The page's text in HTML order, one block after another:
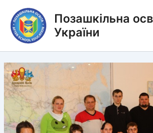
вмісту
Позашкільна
України